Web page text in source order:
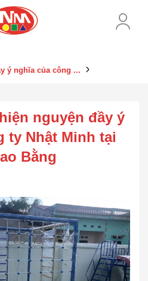
ý nghĩa của công ...
nguyện đầy ý
ty Nhật Minh tại
Bằng